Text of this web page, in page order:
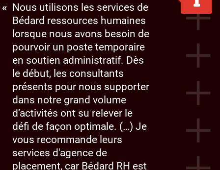
Nous utilisons les services de
Bédard ressources humaines
lorsque nous avons besoin de
pourvoir un poste temporaire
en soutien administratif. Dès
le début, les consultants
présents pour nous supporter
dans notre grand volume
d’activités ont su relever le
défi de façon optimale. (…) Je
vous recommande leurs
services d'agence de
placement, car Bédard RH est